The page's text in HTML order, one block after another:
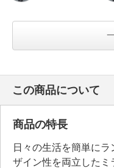
この商品について
商品の特長
日々の生活を簡単に
ザイン性を両立したミ